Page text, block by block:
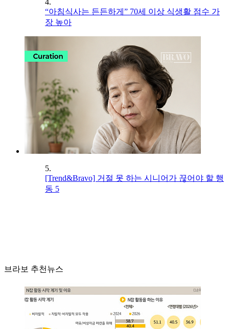
4.
“아침식사는 든든하게” 70세 이상 식생활 점수 가
장 높아
5.
[Trend&Bravo] 거절 못 하는 시니어가 끊어야 할 행
동 5
브라보 추천뉴스